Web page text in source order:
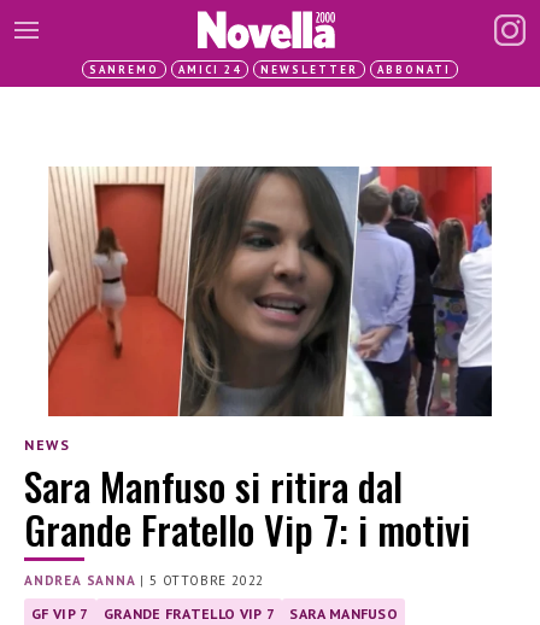
SANREMO AMICI 24 NEWSLETTER ABBONATI
NEWS
Sara Manfuso si ritira dal
Grande Fratello Vip 7: i motivi
ANDREA SANNA |5 OTTOBRE 2022
GF VIP 7 GRANDE FRATELLO VIP 7 SARA MANFUSO